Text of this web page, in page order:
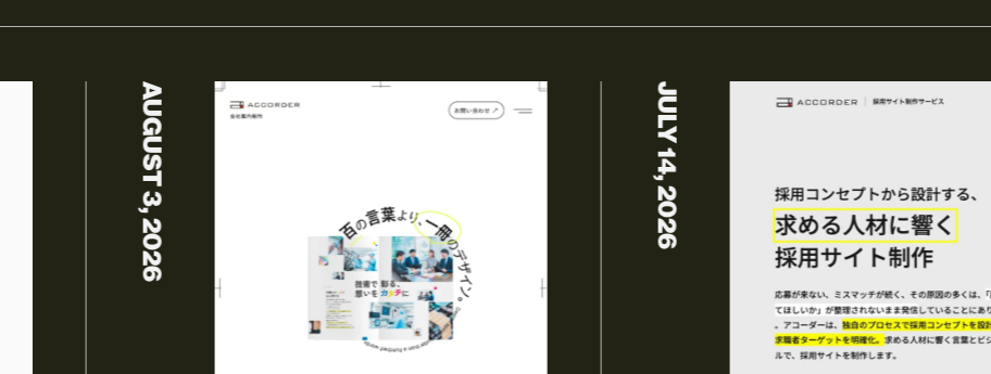
サービス一覧 ブランディング グラフィックデザイン
CG CREATION
CG制作 広告代理・その他
AUGUST 3, 2026 JULY 14, 2026